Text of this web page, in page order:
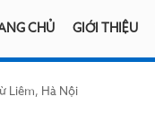
CHỦ GIỚI THIỆU
Liêm, Hà Nội